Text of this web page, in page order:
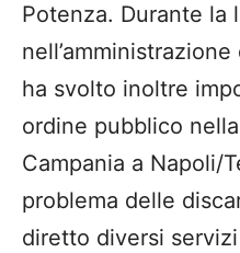
Potenza. Durante la
ha svolto inoltre
ordine pubblico
Campania a Napoli/
problema delle
diretto diversi